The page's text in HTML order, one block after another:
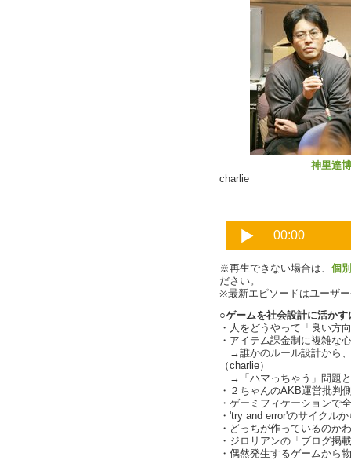
神里達博
charlie
※再生できない場合は、 個
ださい。
※最新エピソードはユーザ
○ゲームを社会設計に活かす
・人をどうやって「良い方
・アイテム課金制に複雑な
→誰かのルール設計から、
（charlie）
→「ハマっちゃう」問題
・２ちゃんのAKB運営批判
・ゲーミフィケーションで
・'try and error'のサイクル
・どっちが作っているのか
・ジロリアンの「ブログ掲
・偶然発生するゲームから